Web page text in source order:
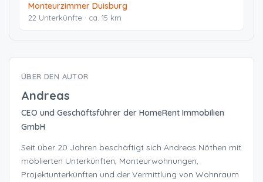
Monteurzimmer Duisburg
22 Unterkünfte · ca. 15 km
ÜBER DEN AUTOR
Andreas
CEO und Geschäftsführer der HomeRent Immobilien
GmbH
Seit über 20 Jahren beschäftigt sich Andreas Nöthen mit
möblierten Unterkünften, Monteurwohnungen,
Projektunterkünften und der Vermittlung von Wohnraum